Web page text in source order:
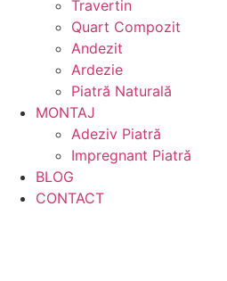
Travertin
Quart Compozit
Andezit
Ardezie
Piatră Naturală
MONTAJ
Adeziv Piatră
Impregnant Piatră
BLOG
CONTACT